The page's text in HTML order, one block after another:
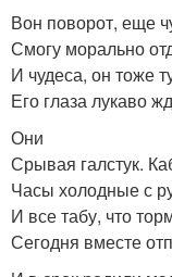
Вон поворот, еще
Смогу морально
И чудеса, он тоже
Его глаза лукаво
Они
Срывая галстук.
Часы холодные с
И все табу, что
Сегодня вместе